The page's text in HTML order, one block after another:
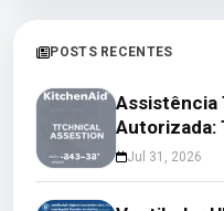
POSTS RECENTES
Assistência
Autorizada:
Jul 31, 2026